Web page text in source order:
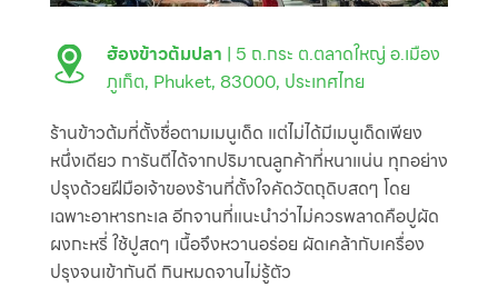
ฮ้องข้าวต้มปลา | 5 ถ.กระ ต.ตลาดใหญ่ อ.เมือง
ภูเก็ต, Phuket, 83000, ประเทศไทย
ร้านข้าวต้มที่ตั้งชื่อตามเมนูเด็ด แต่ไม่ได้มีเมนูเด็ดเพียง
หนึ่งเดียว การันตีได้จากปริมาณลูกค้าที่หนาแน่น ทุกอย่าง
ปรุงด้วยฝีมือเจ้าของร้านที่ตั้งใจคัดวัตถุดิบสดๆ โดย
เฉพาะอาหารทะเล อีกจานที่แนะนำว่าไม่ควรพลาดคือปูผัด
ผงกะหรี่ ใช้ปูสดๆ เนื้อจึงหวานอร่อย ผัดเคล้ากับเครื่อง
ปรุงจนเข้ากันดี กินหมดจานไม่รู้ตัว